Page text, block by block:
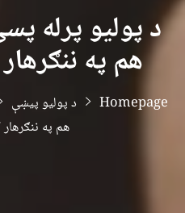
د پولیو پرله
هم په
Homepage د پولیو پیښې
هم په